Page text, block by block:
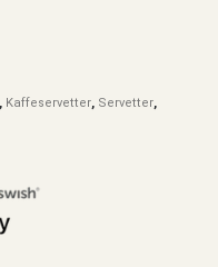
Kaffeservetter Servetter